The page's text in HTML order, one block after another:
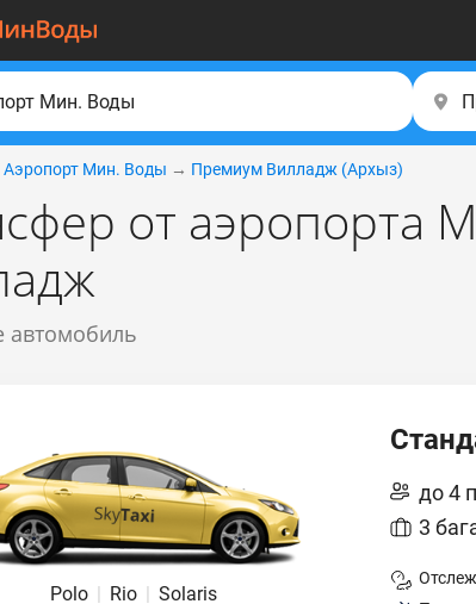
Аэропорт Мин. Воды → Премиум Вилладж (Apxыз)
от аэропорта
автомобиль
Polo | Rio | Solaris
до 4
3